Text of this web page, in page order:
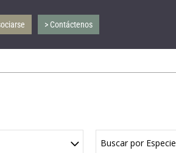
> Contáctenos
Buscar por Especie